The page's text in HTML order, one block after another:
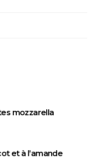
mozzarella
et à l’amande